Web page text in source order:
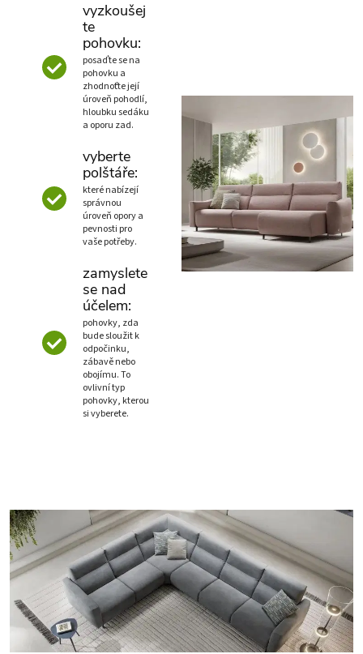
vyzkoušej
te
pohovku:
posaďte se na
pohovku a
zhodnoťte její
úroveň pohodlí,
hloubku sedáku
a oporu zad.
vyberte
polštáře:
které nabízejí
správnou
úroveň opory a
pevnosti pro
vaše potřeby.
zamyslete
se nad
účelem:
pohovky, zda
bude sloužit k
odpočinku,
zábavě nebo
obojímu. To
ovlivní typ
pohovky, kterou
si vyberete.